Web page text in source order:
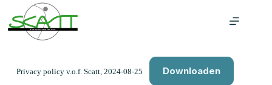
naar
de
Privacy policy v.o.f. Scatt, 2024-08-25 Downloaden